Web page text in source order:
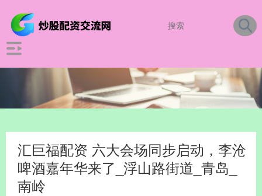
汇巨福配资 六大会场同步启动，李沧
啤酒嘉年华来了_浮山路街道_青岛_
南岭